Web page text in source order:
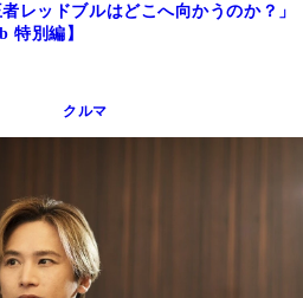
レッドブルはどこへ向かうのか？」
特別編】
クルマ